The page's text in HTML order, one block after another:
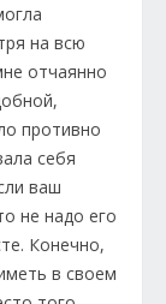
на всю
отчаянно
противно
себя
ваш
не надо его
Конечно,
в своем